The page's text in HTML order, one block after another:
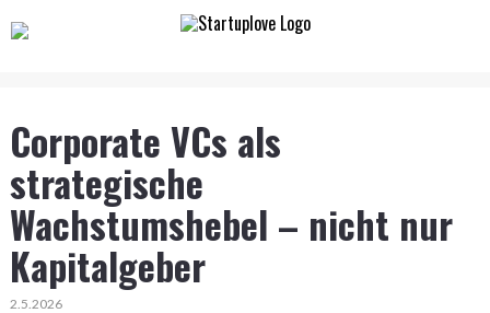
Corporate VCs als
strategische
Wachstumshebel – nicht nur
Kapitalgeber
2.5.2026